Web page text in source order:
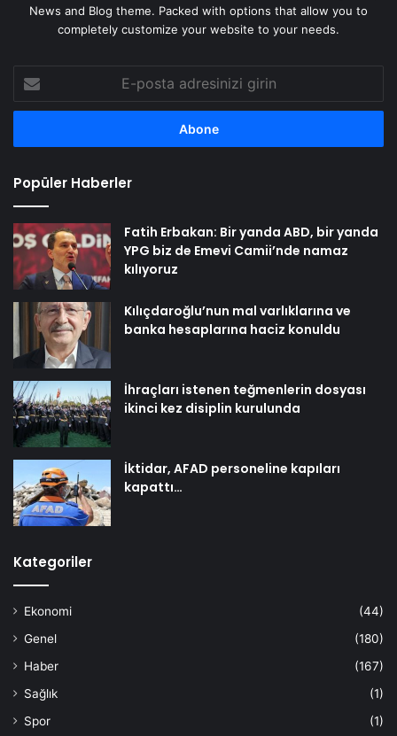
News and Blog theme. Packed with options that allow you to
completely customize your website to your needs.
posta
adresinizi
Popüler Haberler
Fatih Erbakan: Bir yanda ABD, bir yanda
YPG biz de Emevi Camii’nde namaz
kılıyoruz
Kılıçdaroğlu’nun mal varlıklarına ve
banka hesaplarına haciz konuldu
İhraçları istenen teğmenlerin dosyası
ikinci kez disiplin kurulunda
İktidar, AFAD personeline kapıları
kapattı…
Kategoriler
Ekonomi
(44)
Genel
(180)
Haber
(167)
Sağlık
(1)
Spor
(1)